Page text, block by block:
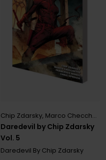
Daredevil by Chip Zdarsky
Vol. 5
Chip Zdarsky, Marco Checchetto
Daredevil By Chip Zdarsky